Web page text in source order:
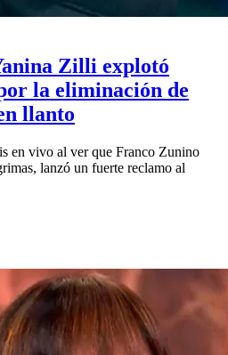
Zilli explotó
la eliminación de
llanto
en vivo al ver que Franco Zunino
lanzó un fuerte reclamo al